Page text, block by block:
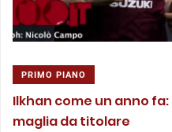
PRIMO PIANO
Ilkhan come un anno
maglia da titolare